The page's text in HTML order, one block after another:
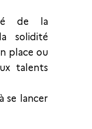
de la
solidité
place ou
talents
se lancer